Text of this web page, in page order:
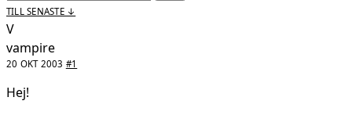
TILL SENASTE ↓
V
vampire
20 OKT 2003 #1
Hej!